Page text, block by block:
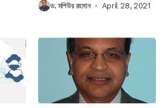
ড. মশিউর রহমান April 28, 2021